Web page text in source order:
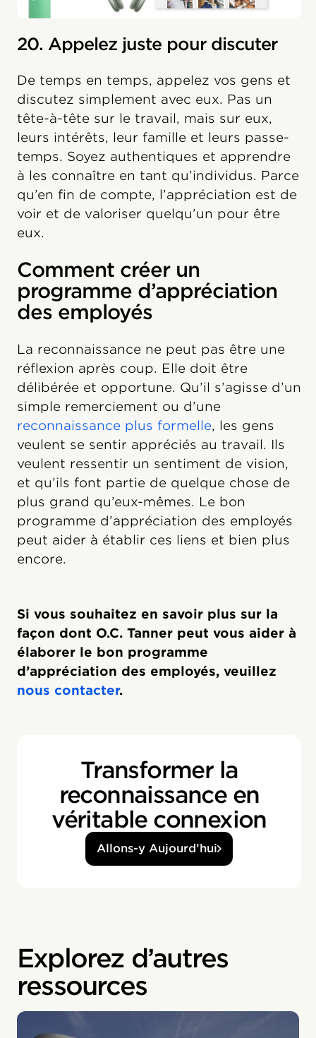
20. Appelez juste pour discuter
De temps en temps, appelez vos gens et
discutez simplement avec eux. Pas un
tête-à-tête sur le travail, mais sur eux,
leurs intérêts, leur famille et leurs passe-
temps. Soyez authentiques et apprendre
à les connaître en tant qu’individus. Parce
qu’en fin de compte, l’appréciation est de
voir et de valoriser quelqu’un pour être
eux.
Comment créer un
programme d’appréciation
des employés
La reconnaissance ne peut pas être une
réflexion après coup. Elle doit être
délibérée et opportune. Qu’il s’agisse d’un
simple remerciement ou d’une
reconnaissance plus formelle, les gens
veulent se sentir appréciés au travail. Ils
veulent ressentir un sentiment de vision,
et qu’ils font partie de quelque chose de
plus grand qu’eux-mêmes. Le bon
programme d’appréciation des employés
peut aider à établir ces liens et bien plus
encore.
Si vous souhaitez en savoir plus sur la
façon dont O.C. Tanner peut vous aider à
élaborer le bon programme
d’appréciation des employés, veuillez
nous contacter.
Transformer la
reconnaissance en
véritable connexion
Allons-y Aujourd’hui
Explorez d’autres
ressources